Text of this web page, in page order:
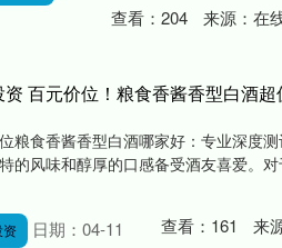
查看： 204 来源： 在
资 百元价位！粮食香酱香型白酒超
粮食香酱香型白酒哪家好：专业深度
的风味和醇厚的口感备受酒友喜爱。
资 日期：04-11 查看： 161 来